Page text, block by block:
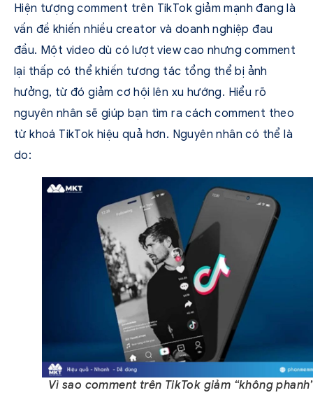
Hiện tượng comment trên TikTok giảm mạnh đang là
vấn đề khiến nhiều creator và doanh nghiệp đau
đầu. Một video dù có lượt view cao nhưng comment
lại thấp có thể khiến tương tác tổng thể bị ảnh
hưởng, từ đó giảm cơ hội lên xu hướng. Hiểu rõ
nguyên nhân sẽ giúp bạn tìm ra cách comment theo
từ khoá TikTok hiệu quả hơn. Nguyên nhân có thể là
do:
Vì sao comment trên TikTok giảm “không